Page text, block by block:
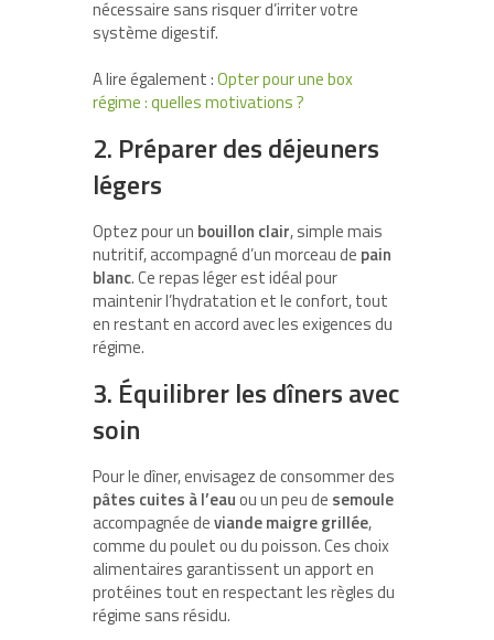
nécessaire sans risquer d’irriter votre
système digestif.
A lire également :Opter pour une box
régime : quelles motivations ?
2. Préparer des déjeuners
légers
Optez pour un bouillon clair, simple mais
nutritif, accompagné d’un morceau de pain
blanc. Ce repas léger est idéal pour
maintenir l’hydratation et le confort, tout
en restant en accord avec les exigences du
régime.
3. Équilibrer les dîners avec
soin
Pour le dîner, envisagez de consommer des
pâtes cuites à l’eauou un peu de semoule
accompagnée deviande maigre grillée,
comme du poulet ou du poisson. Ces choix
alimentaires garantissent un apport en
protéines tout en respectant les règles du
régime sans résidu.